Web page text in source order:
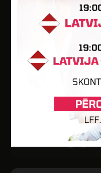
2025. gada EČ
LATVIJA
FFM Training Centre
-
Min.
90